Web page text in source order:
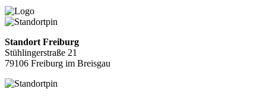
Standort Freiburg
Stühlingerstraße 21
79106 Freiburg im Breisgau